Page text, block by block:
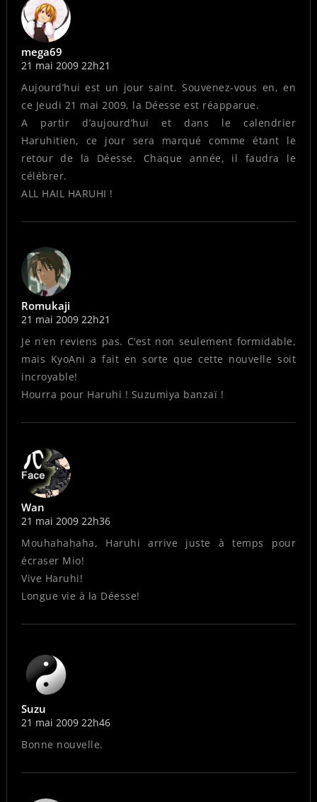
mega69
21 mai 2009 22h21
Aujourd’hui est un jour saint. Souvenez-vous en, en
ce Jeudi 21 mai 2009, la Déesse est réapparue.
A partir d’aujourd’hui et dans le calendrier
Haruhitien, ce jour sera marqué comme étant le
retour de la Déesse. Chaque année, il faudra le
célébrer.
ALL HAIL HARUHI !
Romukaji
21 mai 2009 22h21
Je n’en reviens pas. C’est non seulement formidable,
mais KyoAni a fait en sorte que cette nouvelle soit
incroyable!
Hourra pour Haruhi ! Suzumiya banzaï !
Wan
21 mai 2009 22h36
Mouhahahaha, Haruhi arrive juste à temps pour
écraser Mio!
Vive Haruhi!
Longue vie à la Déesse!
Suzu
21 mai 2009 22h46
Bonne nouvelle.